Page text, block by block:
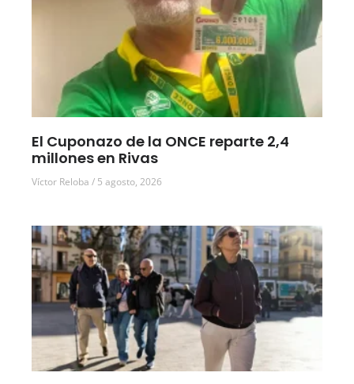
El Cuponazo de la ONCE reparte 2,4
millones en Rivas
Víctor Reloba 5 agosto, 2026